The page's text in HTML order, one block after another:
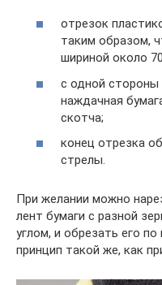
отрезок
таким образом,
шириной около
с одной стороны
наждачная
скотча;
конец отрезка
стрелы.
При желании можно
лент бумаги с разной
углом, и обрезать его
принцип такой же, как